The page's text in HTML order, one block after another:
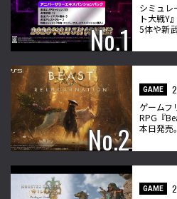
シミュレ
ト大戦Y
5体や新
GAME
ゲームフ
RPG『
本日発売
GAME